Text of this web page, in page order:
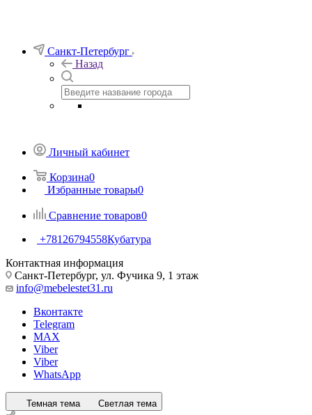
Санкт-Петербург
Назад
Личный кабинет
Корзина0
Избранные товары0
Сравнение товаров0
+78126794558Кубатура
Контактная информация
Санкт-Петербург, ул. Фучика 9, 1 этаж
info@mebelestet31.ru
Вконтакте
Telegram
MAX
Viber
Viber
WhatsApp
Темная тема Светлая тема